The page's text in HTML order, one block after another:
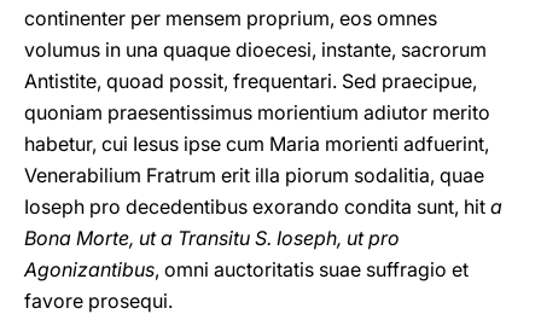
continenter per mensem proprium, eos omnes
volumus in una quaque dioecesi, instante, sacrorum
Antistite, quoad possit, frequentari. Sed praecipue,
quoniam praesentissimus morientium adiutor merito
habetur, cui Iesus ipse cum Maria morienti adfuerint,
Venerabilium Fratrum erit illa piorum sodalitia, quae
Ioseph pro decedentibus exorando condita sunt, hit a
Bona Morte, ut a Transitu S. Ioseph, ut pro
Agonizantibus, omni auctoritatis suae suffragio et
favore prosequi.